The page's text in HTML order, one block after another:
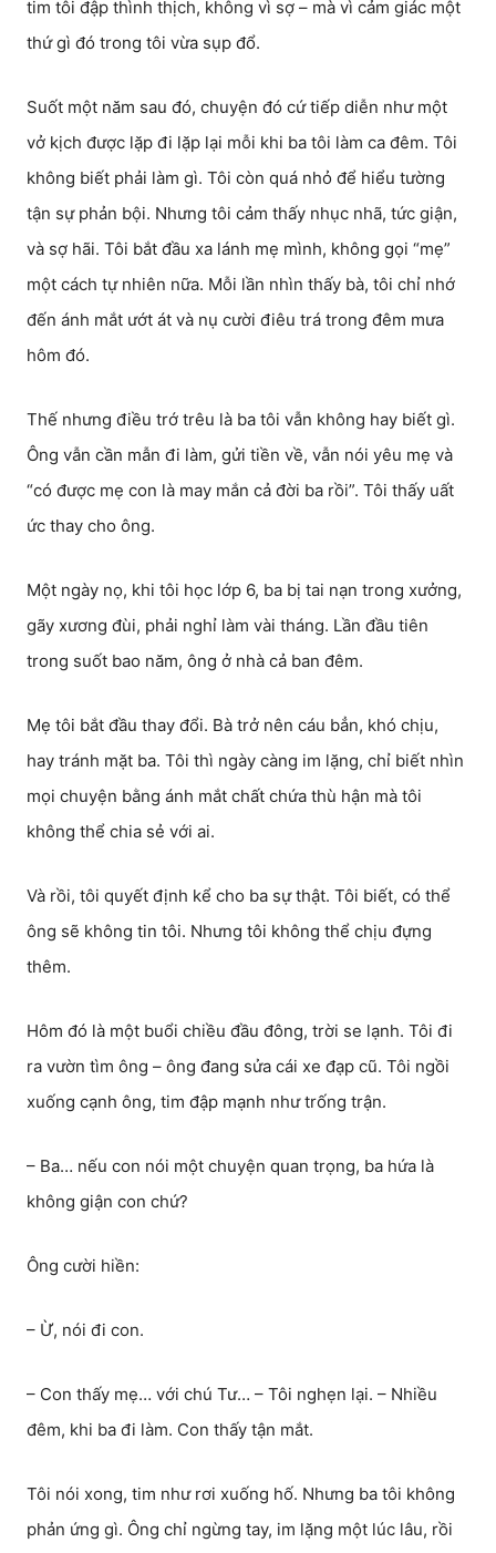
tim tôi đập thình thịch, không vì sợ – mà vì cảm giác một
thứ gì đó trong tôi vừa sụp đổ.
Suốt một năm sau đó, chuyện đó cứ tiếp diễn như một
vở kịch được lặp đi lặp lại mỗi khi ba tôi làm ca đêm. Tôi
không biết phải làm gì. Tôi còn quá nhỏ để hiểu tường
tận sự phản bội. Nhưng tôi cảm thấy nhục nhã, tức giận,
và sợ hãi. Tôi bắt đầu xa lánh mẹ mình, không gọi “mẹ”
một cách tự nhiên nữa. Mỗi lần nhìn thấy bà, tôi chỉ nhớ
đến ánh mắt ướt át và nụ cười điêu trá trong đêm mưa
hôm đó.
Thế nhưng điều trớ trêu là ba tôi vẫn không hay biết gì.
Ông vẫn cần mẫn đi làm, gửi tiền về, vẫn nói yêu mẹ và
“có được mẹ con là may mắn cả đời ba rồi”. Tôi thấy uất
ức thay cho ông.
Một ngày nọ, khi tôi học lớp 6, ba bị tai nạn trong xưởng,
gãy xương đùi, phải nghỉ làm vài tháng. Lần đầu tiên
trong suốt bao năm, ông ở nhà cả ban đêm.
Mẹ tôi bắt đầu thay đổi. Bà trở nên cáu bẳn, khó chịu,
hay tránh mặt ba. Tôi thì ngày càng im lặng, chỉ biết nhìn
mọi chuyện bằng ánh mắt chất chứa thù hận mà tôi
không thể chia sẻ với ai.
Và rồi, tôi quyết định kể cho ba sự thật. Tôi biết, có thể
ông sẽ không tin tôi. Nhưng tôi không thể chịu đựng
thêm.
Hôm đó là một buổi chiều đầu đông, trời se lạnh. Tôi đi
ra vườn tìm ông – ông đang sửa cái xe đạp cũ. Tôi ngồi
xuống cạnh ông, tim đập mạnh như trống trận.
– Ba… nếu con nói một chuyện quan trọng, ba hứa là
không giận con chứ?
Ông cười hiền:
– Ừ, nói đi con.
– Con thấy mẹ… với chú Tư… – Tôi nghẹn lại. – Nhiều
đêm, khi ba đi làm. Con thấy tận mắt.
Tôi nói xong, tim như rơi xuống hố. Nhưng ba tôi không
phản ứng gì. Ông chỉ ngừng tay, im lặng một lúc lâu, rồi